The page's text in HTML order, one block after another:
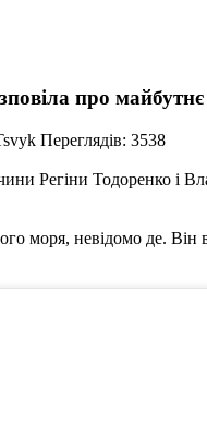
про майбутнє
Переглядів: 3538
Регіни Тодоренко і
моря, невідомо де. Він